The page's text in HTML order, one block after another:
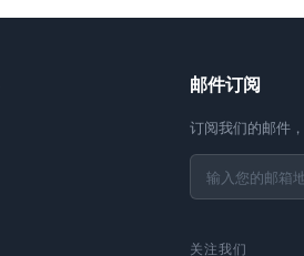
邮件订阅
订阅我们的邮件
关注我们